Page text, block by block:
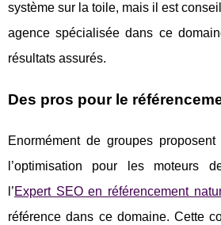
système sur la toile, mais il est
agence spécialisée dans ce
résultats assurés.
Des pros pour le
Enormément de groupes
l’optimisation pour les moteurs
l’Expert SEO en référencement
référence dans ce domaine. Cette